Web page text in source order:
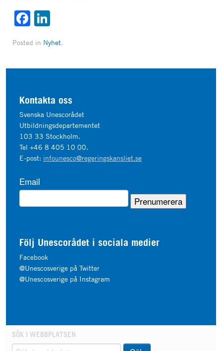
Facebook
LinkedIn
Posted in Nyhet.
Kontakta oss
Svenska Unescorådet
Utbildningsdepartementet
103 33 Stockholm.
Tel +46 8 405 10 00.
E-post: infounesco@regeringskansliet.se
Email
Följ Unescorådet i sociala medier
Facebook
@Unescosverige på Twitter
@Unescosverige på Instagram
SÖK I WEBBPLATSEN